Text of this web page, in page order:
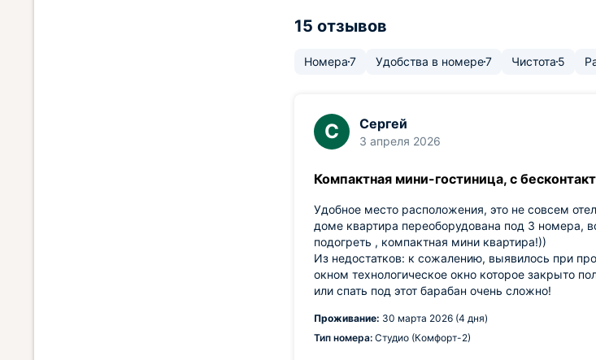
15 отзывов
Номера7 Удобства в номере7 Чистота 5
С Сергей
3 апреля 2026
Компактная мини-гостиница, с
Удобное место расположения, это не совсем
доме квартира переоборудована под 3 номера,
подогреть , компактная мини квартира!))
Из недостатков: к сожалению, выявилось при
окном технологическое окно которое закрыто
или спать под этот барабан очень сложно!
Проживание: 30 марта 2026 (4 дня)
Тип номера: Студио (Комфорт-2)